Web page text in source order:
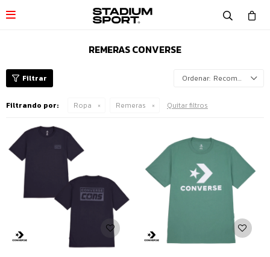

REMERAS CONVERSE
Recomendados
Filtrando por: Ropa Remeras Quitar filtros